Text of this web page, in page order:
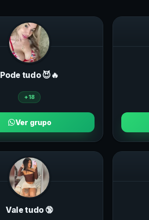
Pode tudo 😈🔥
+18
Ver grupo
Vale tudo 🔞